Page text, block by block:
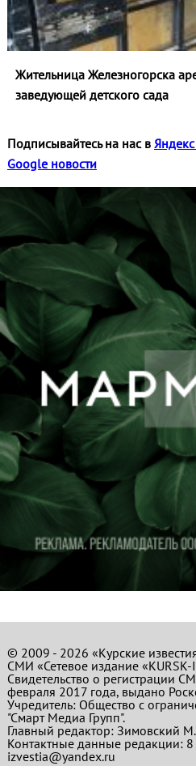
Жительница Железногорска
заведующей детского сада
Подписывайтесь на нас в
Google новости
© 2009 - 2026 «Курские
СМИ «Сетевое издание «KURSK-
Свидетельство о регистрации
февраля 2017 года, выдано
Учредитель: Общество с
"Смарт Медиа Групп".
Главный редактор:Зимовский
Контактные данные редакции:
izvestia@yandex.ru